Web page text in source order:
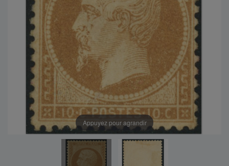
Appuyez pour agrandir